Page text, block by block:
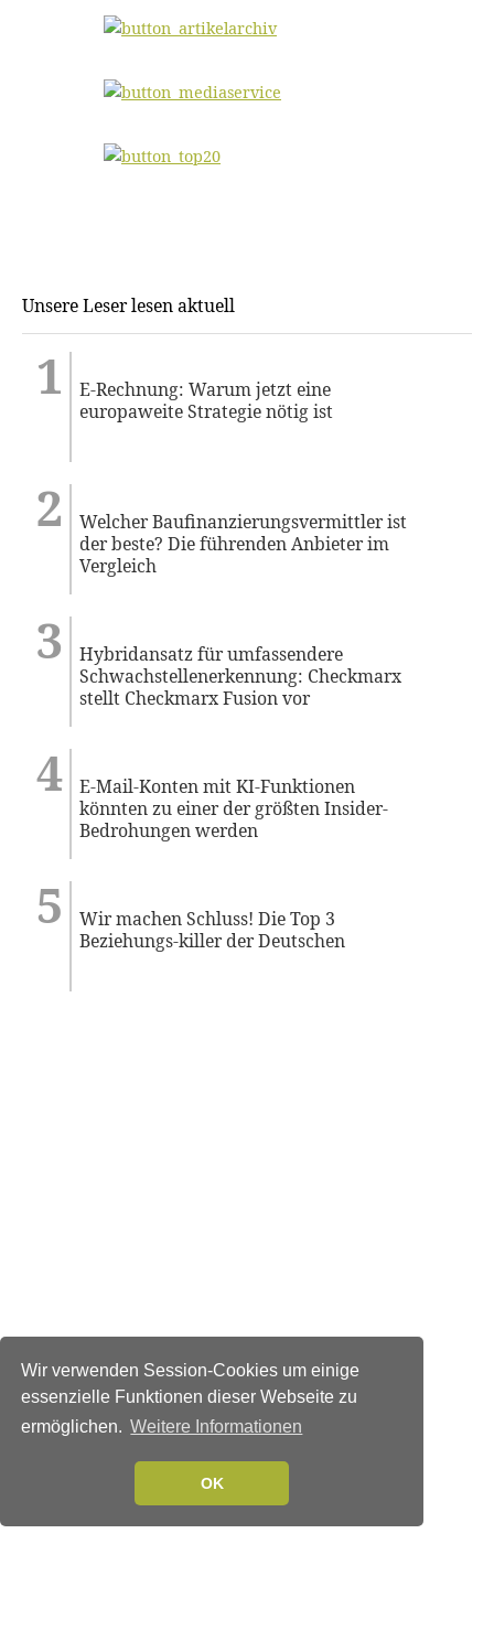
Wir verwenden Session-Cookies um einige
essenzielle Funktionen dieser Webseite zu
ermöglichen. Weitere Informationen
OK
Unsere Leser lesen aktuell
E-Rechnung: Warum jetzt eine
europaweite Strategie nötig ist
Welcher Baufinanzierungsvermittler ist
der beste? Die führenden Anbieter im
Vergleich
Hybridansatz für umfassendere
Schwachstellenerkennung: Checkmarx
stellt Checkmarx Fusion vor
E-Mail-Konten mit KI-Funktionen
könnten zu einer der größten Insider-
Bedrohungen werden
Wir machen Schluss! Die Top 3
Beziehungs-killer der Deutschen